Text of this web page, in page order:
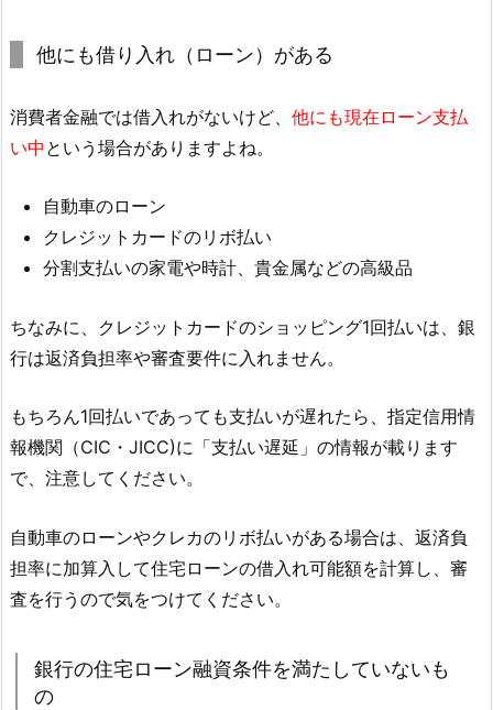
他にも借り入れ（ローン）がある
消費者金融では借入れがないけど、 他にも現在ローン支払
い中 という場合がありますよね。
自動車のローン
クレジットカードのリボ払い
分割支払いの家電や時計、貴金属などの高級品
ちなみに、クレジットカードのショッピング1回払いは、銀
行は返済負担率や審査要件に入れません。
もちろん1回払いであっても支払いが遅れたら、指定信用情
報機関（CIC・JICC)に「支払い遅延」の情報が載ります
で、注意してください。
自動車のローンやクレカのリボ払いがある場合は、返済負
担率に加算入して住宅ローンの借入れ可能額を計算し、審
査を行うので気をつけてください。
銀行の住宅ローン融資条件を満たしていないも
の